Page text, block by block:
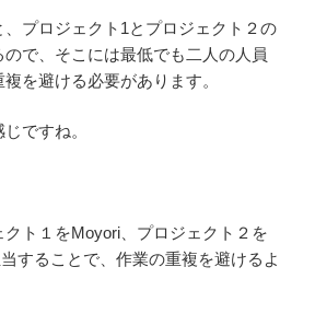
、プロジェクト1とプロジェクト２の
で、そこには最低でも二人の人員
を避ける必要があります。
ですね。
クト１をMoyori、プロジェクト２を
することで、作業の重複を避けるよ